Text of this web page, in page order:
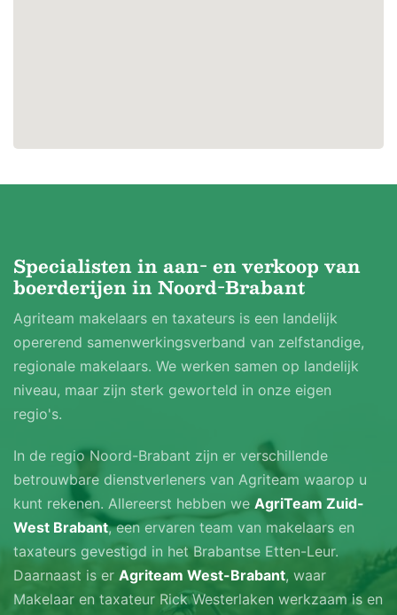
Specialisten in aan- en verkoop van
boerderijen in Noord-Brabant
Agriteam makelaars en taxateurs is een landelijk
opererend samenwerkingsverband van zelfstandige,
regionale makelaars. We werken samen op landelijk
niveau, maar zijn sterk geworteld in onze eigen
regio's.
In de regio Noord-Brabant zijn er verschillende
betrouwbare dienstverleners van Agriteam waarop u
kunt rekenen. Allereerst hebben we AgriTeam Zuid-
West Brabant, een ervaren team van makelaars en
taxateurs gevestigd in het Brabantse Etten-Leur.
Daarnaast is er Agriteam West-Brabant, waar
Makelaar en taxateur Rick Westerlaken werkzaam is en